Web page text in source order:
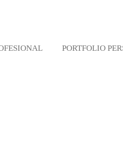
PORTFOLIO